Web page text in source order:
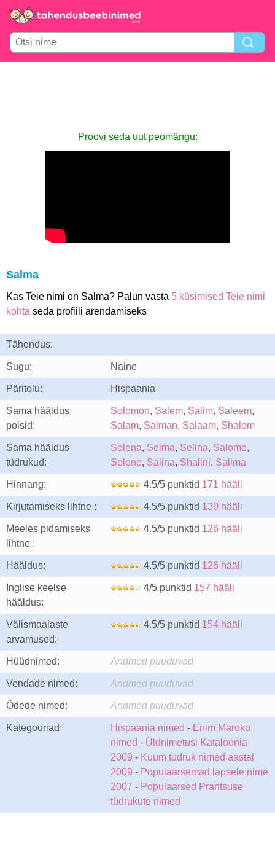
Proovi seda uut peomängu:
Salma
Kas Teie nimi on Salma? Palun vasta 5 küsimised Teie nimi
kohta seda profiili arendamiseks
Tähendus:
Sugu: Naine
Päritolu: Hispaania
Sama hääldus
poisid:
Solomon, Salem, Salim, Saleem,
Salam, Salman, Salaam, Shalom
Sama hääldus
tüdrukud:
Selena, Selma, Selina, Salome,
Selene, Salina, Shalini, Salima
Hinnang: 4.5/5 punktid 171 hääli
Kirjutamiseks lihtne : 4.5/5 punktid 130 hääli
Meeles pidamiseks
lihtne :
4.5/5 punktid 126 hääli
Hääldus: 4.5/5 punktid 126 hääli
Inglise keelse
hääldus:
4/5 punktid 157 hääli
Välismaalaste
arvamused:
4.5/5 punktid 154 hääli
Hüüdnimed: Andmed puuduvad
Vendade nimed: Andmed puuduvad
Õdede nimed: Andmed puuduvad
Kategooriad: Hispaania nimed - Enim Maroko
nimed - Üldnimetusi Kataloonia
2009 - Kuum tüdruk nimed aastal
2009 - Populaarsemad lapsele nime
2007 - Populaarsed Prantsuse
tüdrukute nimed